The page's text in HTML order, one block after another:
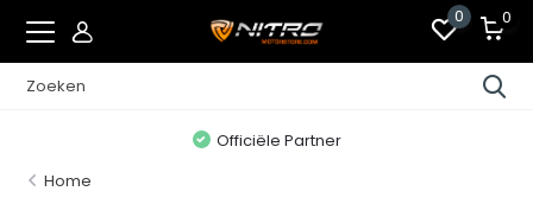
0 0
Officiële Partner
Home